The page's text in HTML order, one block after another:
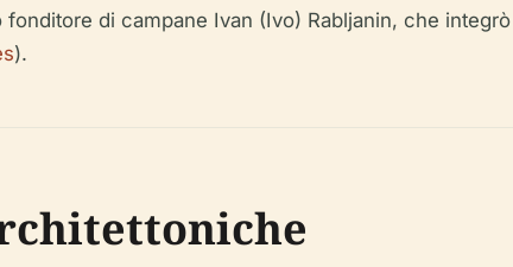
di campane Ivan (Ivo) Rabljanin, che
).